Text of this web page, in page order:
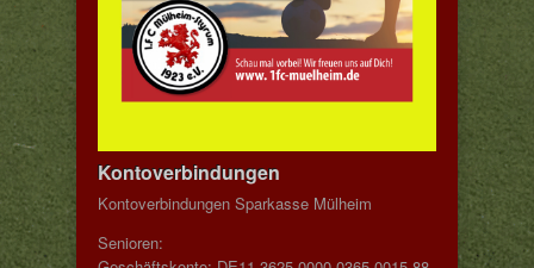
Kontoverbindungen
Kontoverbindungen Sparkasse Mülheim
Senioren: